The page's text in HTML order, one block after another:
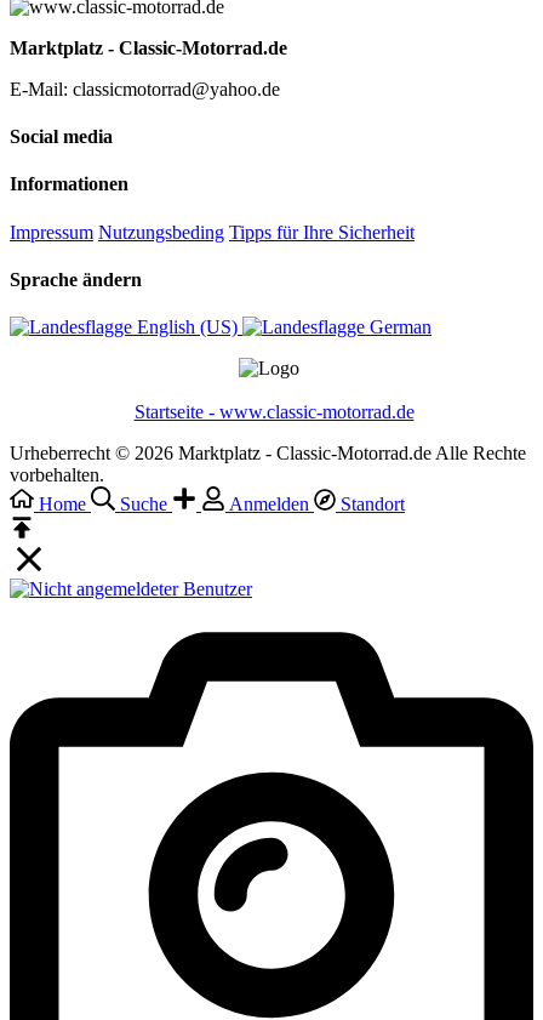
Marktplatz - Classic-Motorrad.de
E-Mail: classicmotorrad@yahoo.de
Social media
Informationen
Impressum Nutzungsbeding Tipps für Ihre Sicherheit
Sprache ändern
English (US)‎ German‎
Startseite - www.classic-motorrad.de
Urheberrecht © 2026 Marktplatz - Classic-Motorrad.de Alle Rechte
vorbehalten.
Home
Suche Anmelden Standort